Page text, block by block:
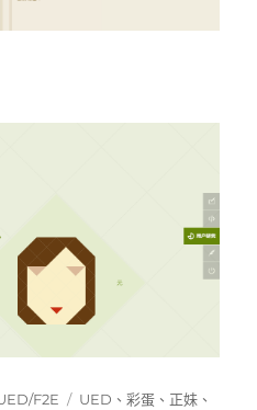
F2E
標
UED 、彩蛋 、 正妹 、